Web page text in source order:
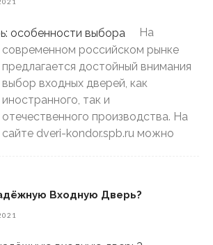
На
современном российском рынке
предлагается достойный внимания
выбор входных дверей, как
иностранного, так и
отечественного производства. На
сайте dveri-kondor.spb.ru можно
Входную Дверь?